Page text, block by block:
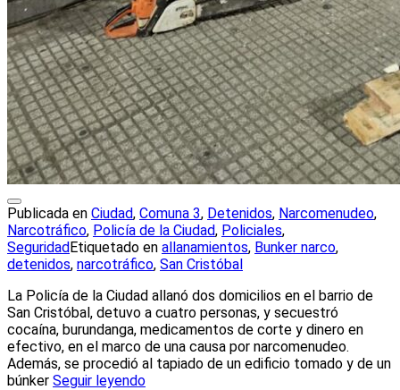
Publicada en Ciudad, Comuna 3, Detenidos, Narcomenudeo,
Narcotráfico, Policía de la Ciudad, Policiales,
SeguridadEtiquetado en allanamientos, Bunker narco,
detenidos, narcotráfico, San Cristóbal
La Policía de la Ciudad allanó dos domicilios en el barrio de
San Cristóbal, detuvo a cuatro personas, y secuestró
cocaína, burundanga, medicamentos de corte y dinero en
efectivo, en el marco de una causa por narcomenudeo.
Además, se procedió al tapiado de un edificio tomado y de un
búnker Seguir leyendo